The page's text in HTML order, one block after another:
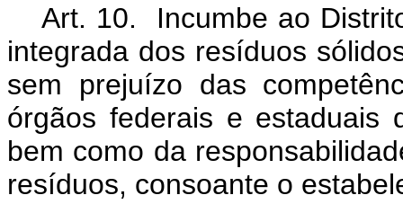
Art. 10. Incumbe ao
integrada dos resíduos
sem prejuízo das
órgãos federais e estaduais
bem como da
resíduos, consoante o